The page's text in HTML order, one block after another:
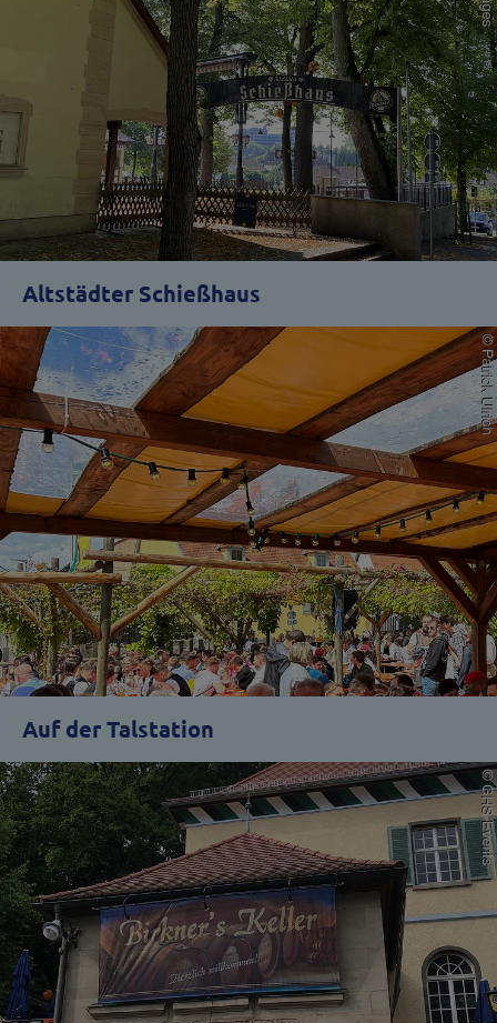
Altstädter Schießhaus
Auf der Talstation